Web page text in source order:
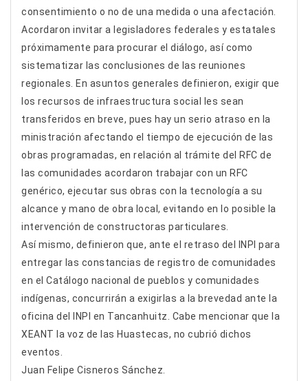
consentimiento o no de una medida o una afectación.
Acordaron invitar a legisladores federales y estatales
próximamente para procurar el diálogo, así como
sistematizar las conclusiones de las reuniones
regionales. En asuntos generales definieron, exigir que
los recursos de infraestructura social les sean
transferidos en breve, pues hay un serio atraso en la
ministración afectando el tiempo de ejecución de las
obras programadas, en relación al trámite del RFC de
las comunidades acordaron trabajar con un RFC
genérico, ejecutar sus obras con la tecnología a su
alcance y mano de obra local, evitando en lo posible la
intervención de constructoras particulares.
Así mismo, definieron que, ante el retraso del INPI para
entregar las constancias de registro de comunidades
en el Catálogo nacional de pueblos y comunidades
indígenas, concurrirán a exigirlas a la brevedad ante la
oficina del INPI en Tancanhuitz. Cabe mencionar que la
XEANT la voz de las Huastecas, no cubrió dichos
eventos.
Juan Felipe Cisneros Sánchez.